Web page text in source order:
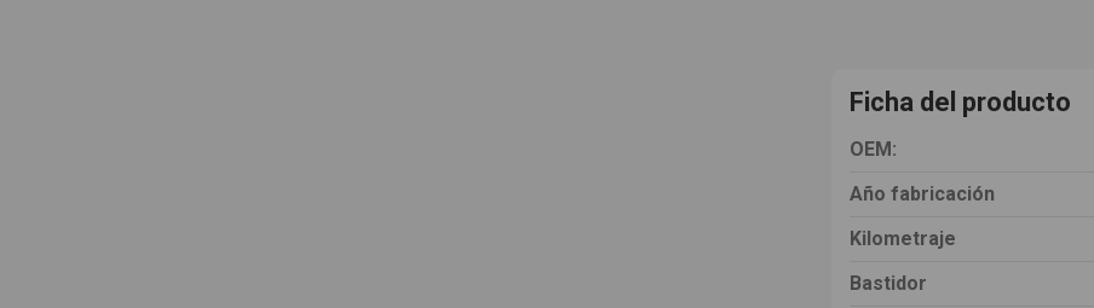
Ficha del producto
OEM:
Año fabricación
Kilometraje
Bastidor